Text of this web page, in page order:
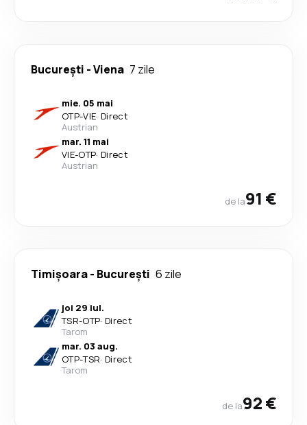
București -Viena 7 zile
mie. 05 mai
OTP-VIE· Direct
Austrian
mar. 11 mai
VIE-OTP· Direct
Austrian
de la91 €
Timișoara- București 6 zile
joi 29 iul.
TSR-OTP· Direct
Tarom
mar. 03 aug.
OTP-TSR· Direct
Tarom
de la92 €